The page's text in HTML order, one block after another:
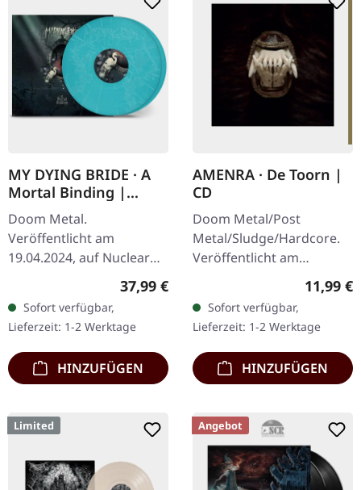
MY DYING BRIDE · A
Mortal Binding |
GREEN 2LP
Doom Metal.
Veröffentlicht am
19.04.2024, auf Nuclear
Blast Records. Grünes
Doppel-Vinyl mit Etching
auf der D-Seite im
Gatefold-Cover. Die
Yorkshire…
Regulärer Preis:
37,99 €
Sofort verfügbar,
Lieferzeit: 1-2 Werktage
HINZUFÜGEN
AMENRA · De Toorn |
CD
Doom Metal/Post
Metal/Sludge/Hardcore.
Veröffentlicht am
28.03.2025, auf Relapse
Records. CD im Jewelcase.
Die belgischen Post-
Metal-Titanen Amenra…
11,99 €
Sofort verfügbar,
Lieferzeit: 1-2 Werktage
HINZUFÜGEN
Limited Angebot